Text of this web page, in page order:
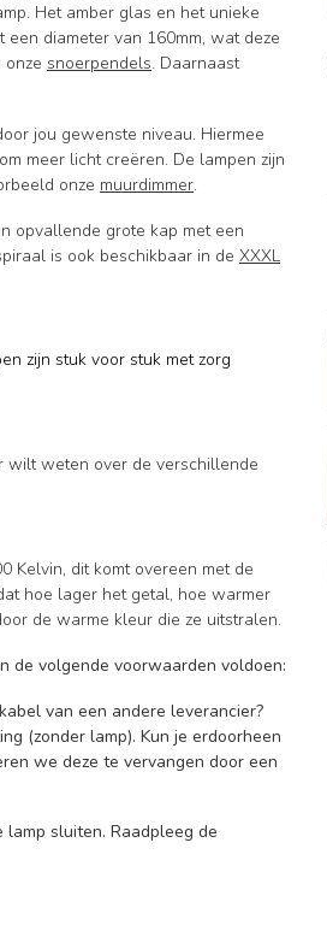
Het amber glas en het unieke
diameter van 160mm, wat deze
snoerpendels. Daarnaast
jou gewenste niveau. Hiermee
meer licht creëren. De lampen zijn
onze muurdimmer.
opvallende grote kap met een
is ook beschikbaar in de XXXL
zijn stuk voor stuk met zorg
wilt weten over de verschillende
Kelvin, dit komt overeen met de
hoe lager het getal, hoe warmer
de warme kleur die ze uitstralen.
de volgende voorwaarden voldoen:
van een andere leverancier?
(zonder lamp). Kun je erdoorheen
we deze te vervangen door een
sluiten. Raadpleeg de